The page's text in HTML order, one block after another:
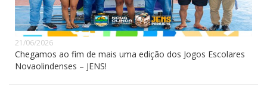
21/06/2026
Chegamos ao fim de mais uma edição dos Jogos Escolares
Novaolindenses – JENS!